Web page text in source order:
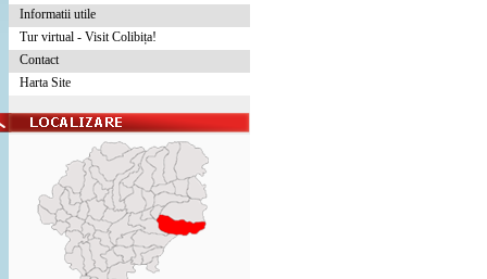
Informatii utile
Tur virtual - Visit Colibița!
Contact
Harta Site